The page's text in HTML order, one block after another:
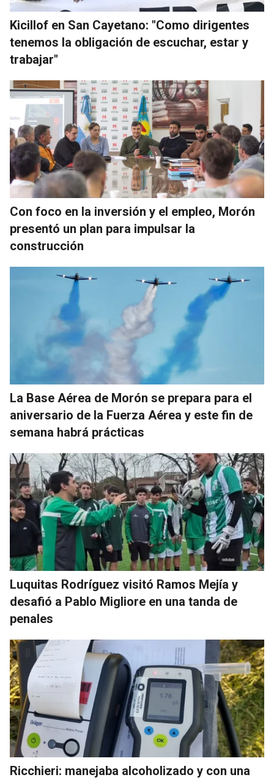
Kicillof en San Cayetano: "Como dirigentes
tenemos la obligación de escuchar, estar y
trabajar"
Con foco en la inversión y el empleo, Morón
presentó un plan para impulsar la
construcción
La Base Aérea de Morón se prepara para el
aniversario de la Fuerza Aérea y este fin de
semana habrá prácticas
Luquitas Rodríguez visitó Ramos Mejía y
desafió a Pablo Migliore en una tanda de
penales
Ricchieri: manejaba alcoholizado y con una